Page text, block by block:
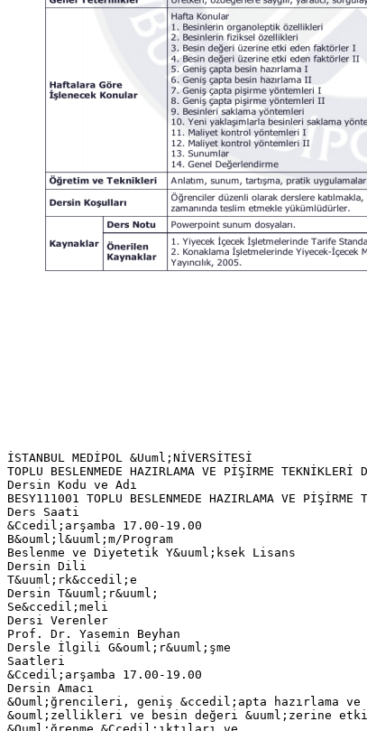
İSTANBUL MEDİPOL &Uuml;NİVERSİTESİ
TOPLU BESLENMEDE HAZIRLAMA VE PİŞİRME
Dersin Kodu ve Adı
BESY111001 TOPLU BESLENMEDE HAZIRLAMA VE PİŞİRME
Ders Saati
&Ccedil;arşamba 17.00-19.00
B&ouml;l&uuml;m/Program
Beslenme ve Diyetetik Y&uuml;ksek Lisans
Dersin Dili
T&uuml;rk&ccedil;e
Dersin T&uuml;r&uuml;
Se&ccedil;meli
Dersi Verenler
Prof. Dr. Yasemin Beyhan
Dersle İlgili G&ouml;r&uuml;şme
Saatleri
&Ccedil;arşamba 17.00-19.00
Dersin Amacı
&Ouml;ğrencileri, geniş &ccedil;apta hazırlama
&ouml;zellikleri ve besin değeri &uuml;zerine